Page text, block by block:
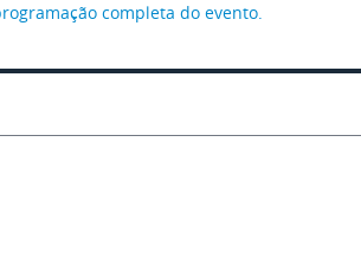
completa do evento.